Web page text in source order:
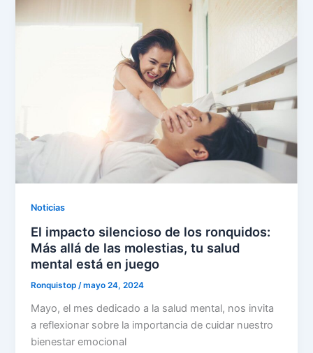
Noticias
El impacto silencioso de los ronquidos:
Más allá de las molestias, tu salud
mental está en juego
Ronquistop /mayo 24, 2024
Mayo, el mes dedicado a la salud mental, nos invita
a reflexionar sobre la importancia de cuidar nuestro
bienestar emocional